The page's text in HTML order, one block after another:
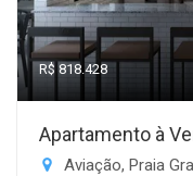
R$ 818.428
Apartamento à
Aviação, Praia